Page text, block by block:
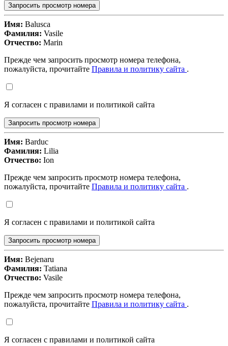
Запросить просмотр номера
Имя: Balusca
Фамилия: Vasile
Отчество: Marin
Прежде чем запросить просмотр номера телефона,
пожалуйста, прочитайте Правила и политику сайта .
Я согласен с правилами и политикой сайта
Запросить просмотр номера
Имя: Barduc
Фамилия: Lilia
Отчество: Ion
Прежде чем запросить просмотр номера телефона,
пожалуйста, прочитайте Правила и политику сайта .
Я согласен с правилами и политикой сайта
Запросить просмотр номера
Имя: Bejenaru
Фамилия: Tatiana
Отчество: Vasile
Прежде чем запросить просмотр номера телефона,
пожалуйста, прочитайте Правила и политику сайта .
Я согласен с правилами и политикой сайта